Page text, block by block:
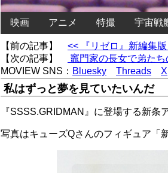
映画 アニメ 特撮 宇宙戦
【前の記事】 << 『リゼロ』新編集
【次の記事】
竈門家の長女で弟た
MOVIEW SNS： Bluesky Threads X
私はずっと夢を見ていたいんだ
『SSSS.GRIDMAN』に登場する新条
写真はキューズQさんのフィギュア「